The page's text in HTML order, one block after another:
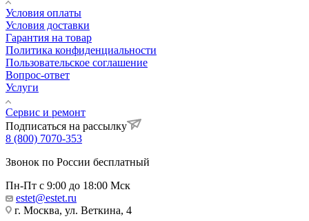
Условия оплаты
Условия доставки
Гарантия на товар
Политика конфиденциальности
Пользовательское соглашение
Вопрос-ответ
Услуги
Сервис и ремонт
Подписаться на рассылку
8 (800) 7070-353
Звонок по России бесплатный
Пн-Пт с 9:00 до 18:00 Мск
estet@estet.ru
г. Москва, ул. Веткина, 4